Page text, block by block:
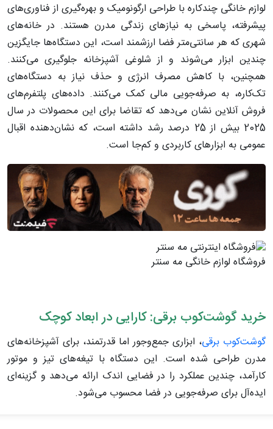
لوازم خانگی چندکاره با طراحی ارگونومیک و بهره‌گیری از فناوری‌های
پیشرفته، پاسخی به نیازهای زندگی مدرن هستند. در خانه‌های
شهری که هر سانتی‌متر فضا ارزشمند است، این دستگاه‌ها جایگزین
چندین ابزار می‌شوند و از شلوغی آشپزخانه جلوگیری می‌کنند.
همچنین، با کاهش مصرف انرژی و حذف نیاز به دستگاه‌های
تک‌کاره، به صرفه‌جویی مالی کمک می‌کنند. داده‌های پلتفرم‌های
فروش آنلاین نشان می‌دهد که تقاضا برای این محصولات در سال
2025 بیش از 25 درصد رشد داشته است، که نشان‌دهنده اقبال
عمومی به ابزارهای کاربردی و کم‌جا است.
فروشگاه لوازم خانگی مه سنتر
خرید گوشت‌کوب برقی: کارایی در ابعاد کوچک
گوشت‌کوب برقی، ابزاری جمع‌وجور اما قدرتمند، برای آشپزخانه‌های
مدرن طراحی شده است. این دستگاه با تیغه‌های تیز و موتور
کارآمد، چندین عملکرد را در فضایی اندک ارائه می‌دهد و گزینه‌ای
ایده‌آل برای صرفه‌جویی در فضا محسوب می‌شود.